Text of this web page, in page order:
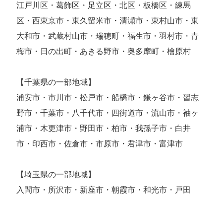
江戸川区・葛飾区・足立区・北区・板橋区・練馬
区・西東京市・東久留米市・清瀬市・東村山市・東
大和市・武蔵村山市・瑞穂町・福生市・羽村市・青
梅市・日の出町・あきる野市・奥多摩町・檜原村
【千葉県の一部地域】
浦安市・市川市・松戸市・船橋市・鎌ヶ谷市・習志
野市・千葉市・八千代市・四街道市・流山市・袖ヶ
浦市・木更津市・野田市・柏市・我孫子市・白井
市・印西市・佐倉市・市原市・君津市・富津市
【埼玉県の一部地域】
入間市・所沢市・新座市・朝霞市・和光市・戸田